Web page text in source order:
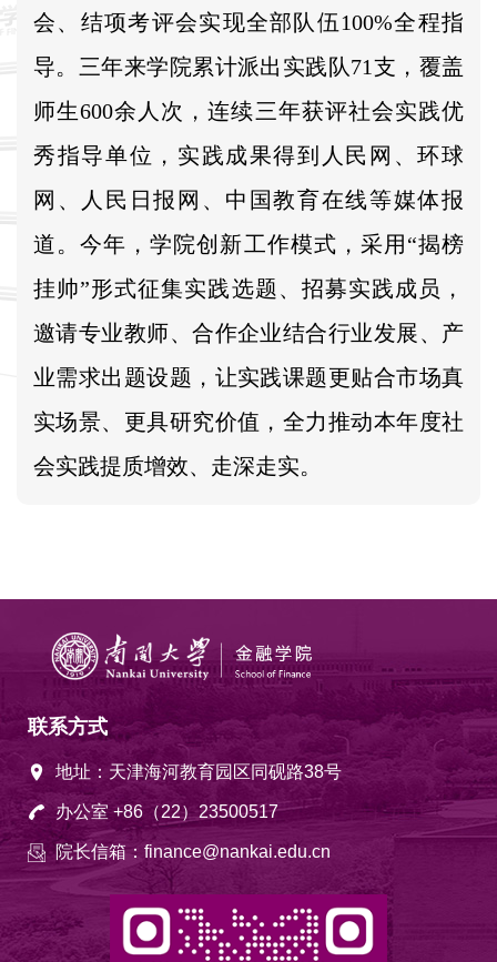
会、结项考评会实现全部队伍100%全程指
导。三年来学院累计派出实践队71支，覆盖
师生600余人次，连续三年获评社会实践优
秀指导单位，实践成果得到人民网、环球
网、人民日报网、中国教育在线等媒体报
道。今年，学院创新工作模式，采用“揭榜
挂帅”形式征集实践选题、招募实践成员，
邀请专业教师、合作企业结合行业发展、产
业需求出题设题，让实践课题更贴合市场真
实场景、更具研究价值，全力推动本年度社
会实践提质增效、走深走实。
联系方式
地址：天津海河教育园区同砚路38号
办公室 +86（22）23500517
院长信箱：finance@nankai.edu.cn